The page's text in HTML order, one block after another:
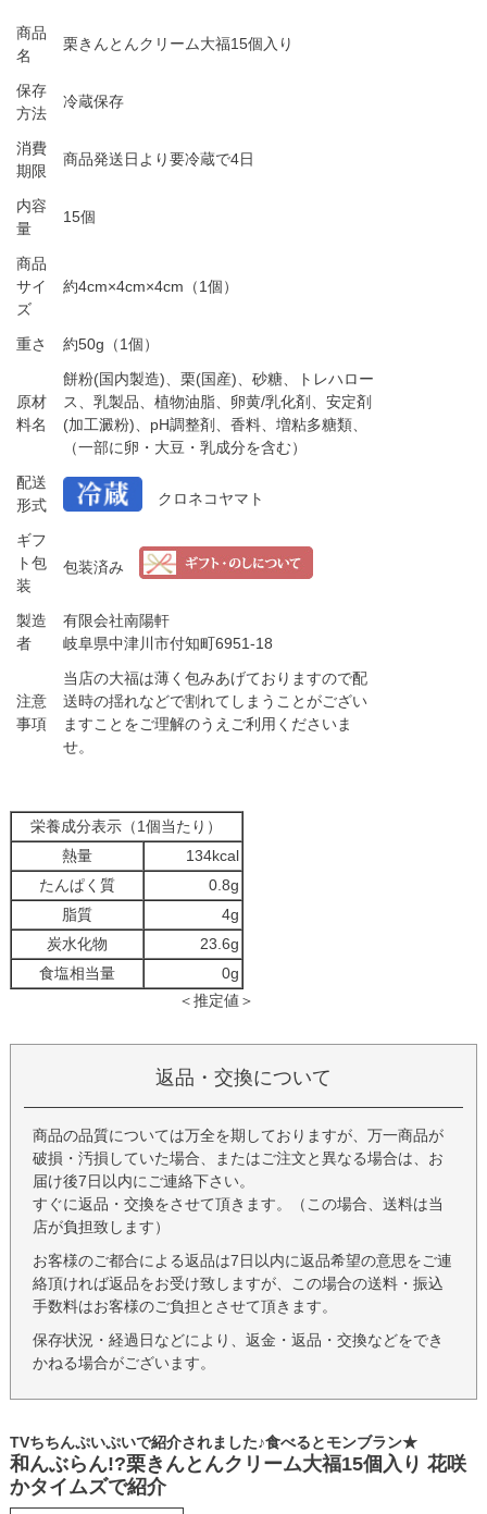
商品
名
栗きんとんクリーム大福15個入り
保存
方法
冷蔵保存
消費
期限
商品発送日より要冷蔵で4日
内容
量
15個
商品
サイ
ズ
約4cm×4cm×4cm（1個）
重さ 約50g（1個）
原材
料名
餅粉(国内製造)、栗(国産)、砂糖、トレハロー
ス、乳製品、植物油脂、卵黄/乳化剤、安定剤
(加工澱粉)、pH調整剤、香料、増粘多糖類、
（一部に卵・大豆・乳成分を含む）
配送
形式
クロネコヤマト
ギフ
ト包
装
包装済み
製造
者
有限会社南陽軒
岐阜県中津川市付知町6951-18
注意
事項
当店の大福は薄く包みあげておりますので配
送時の揺れなどで割れてしまうことがござい
ますことをご理解のうえご利用くださいま
せ。
栄養成分表示（1個当たり）
熱量
134kcal
たんぱく質
0.8g
脂質
4g
炭水化物
23.6g
食塩相当量
0g
＜推定値＞
返品・交換について
商品の品質については万全を期しておりますが、万一商品が
破損・汚損していた場合、またはご注文と異なる場合は、お
届け後7日以内にご連絡下さい。
すぐに返品・交換をさせて頂きます。（この場合、送料は当
店が負担致します）
お客様のご都合による返品は7日以内に返品希望の意思をご連
絡頂ければ返品をお受け致しますが、この場合の送料・振込
手数料はお客様のご負担とさせて頂きます。
保存状況・経過日などにより、返金・返品・交換などをでき
かねる場合がございます。
TVちちんぷいぷいで紹介されました♪食べるとモンブラン★
和んぶらん!?栗きんとんクリーム大福15個入り 花咲
かタイムズで紹介